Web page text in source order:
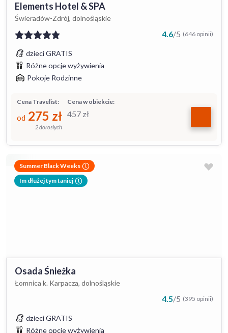
Elements Hotel & SPA
Świeradów-Zdrój, dolnośląskie
4.6/5 (646 opinii)
dzieci GRATIS
Różne opcje wyżywienia
Pokoje Rodzinne
Cena w obiekcie:
457 zł
Cena Travelist:
od 275 zł
2 dorosłych
Summer Black Weeks
Im dłużej tym taniej
Osada Śnieżka
Łomnica k. Karpacza, dolnośląskie
4.5/5 (395 opinii)
dzieci GRATIS
Różne opcje wyżywienia